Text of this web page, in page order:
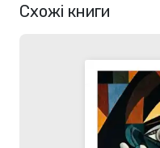
Схожі книги